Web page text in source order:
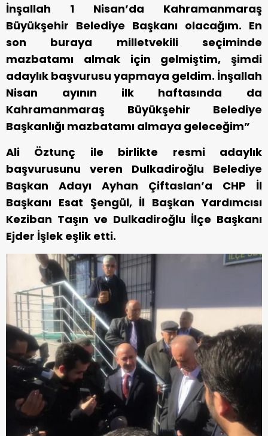
İnşallah 1 Nisan’da Kahramanmaraş
Büyükşehir Belediye Başkanı olacağım. En
son buraya milletvekili seçiminde
mazbatamı almak için gelmiştim, şimdi
adaylık başvurusu yapmaya geldim. İnşallah
Nisan ayının ilk haftasında da
Kahramanmaraş Büyükşehir Belediye
Başkanlığı mazbatamı almaya geleceğim”
Ali Öztunç ile birlikte resmi adaylık
başvurusunu veren Dulkadiroğlu Belediye
Başkan Adayı Ayhan Çiftaslan’a CHP İl
Başkanı Esat Şengül, İl Başkan Yardımcısı
Keziban Taşın ve Dulkadiroğlu İlçe Başkanı
Ejder İşlek eşlik etti.